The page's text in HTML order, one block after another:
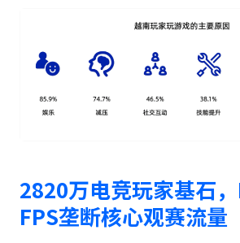
2820万电竞玩家基石，
FPS垄断核心观赛流量